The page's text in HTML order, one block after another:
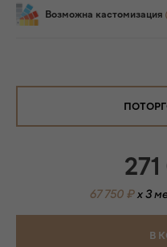
Возможна кастомизация
67 750 ₽x 3
В